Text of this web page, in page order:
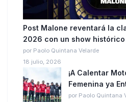
Post Malone reventará la
2026 con un show histórico
por Paolo Quintana Velarde
18 julio, 2026
¡A Calentar
Femenina ya
por Paolo Quintana